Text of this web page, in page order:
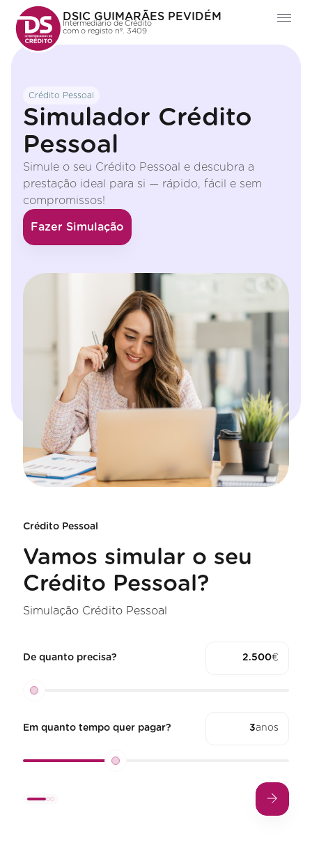
DSIC GUIMARÃES PEVIDÉM
Intermediário de Crédito
com o registo nº. 3409
Crédito Pessoal
Simulador Crédito
Pessoal
Simule o seu Crédito Pessoal e descubra a
prestação ideal para si — rápido, fácil e sem
compromissos!
Fazer Simulação
Crédito Pessoal
Vamos simular o seu
Crédito Pessoal?
Simulação Crédito Pessoal
De quanto precisa? €
Em quanto tempo quer pagar? anos